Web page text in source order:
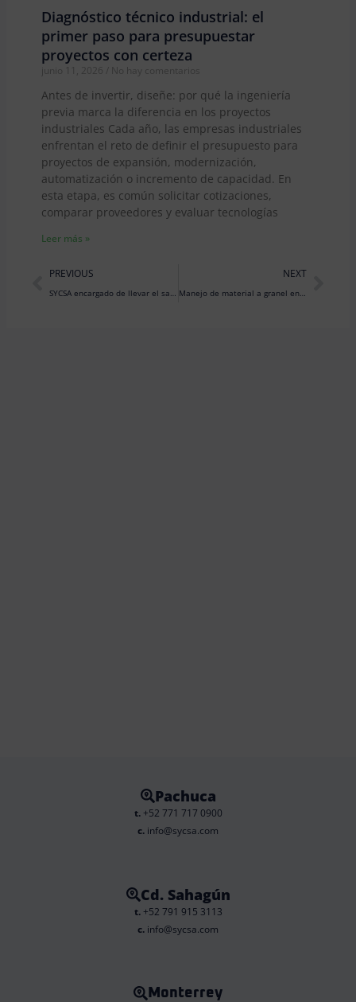
Diagnóstico técnico industrial: el
primer paso para presupuestar
proyectos con certeza
junio 11, 2026 No hay comentarios
Antes de invertir, diseñe: por qué la ingeniería
previa marca la diferencia en los proyectos
industriales Cada año, las empresas industriales
enfrentan el reto de definir el presupuesto para
proyectos de expansión, modernización,
automatización o incremento de capacidad. En
esta etapa, es común solicitar cotizaciones,
comparar proveedores y evaluar tecnologías
Leer más »
Prev
PREVIOUS
SYCSA encargado de llevar el sabor de México a todo el mundo
NEXT
Manejo de material a granel en contenedores por medio de liner
Pachuca
t.+52 771 717 0900
c. info@sycsa.com
Cd. Sahagún
t.+52 791 915 3113
c. info@sycsa.com
Monterrey